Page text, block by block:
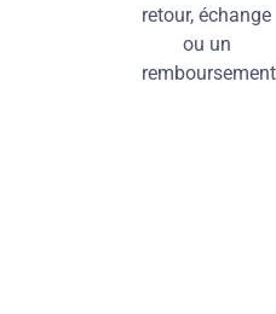
retour, échange
ou un
remboursement